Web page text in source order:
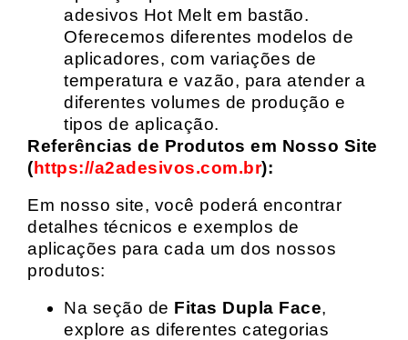
adesivos Hot Melt em bastão.
Oferecemos diferentes modelos de
aplicadores, com variações de
temperatura e vazão, para atender a
diferentes volumes de produção e
tipos de aplicação.
Referências de Produtos em Nosso Site
(https://a2adesivos.com.br):
Em nosso site, você poderá encontrar
detalhes técnicos e exemplos de
aplicações para cada um dos nossos
produtos:
Na seção de Fitas Dupla Face,
explore as diferentes categorias